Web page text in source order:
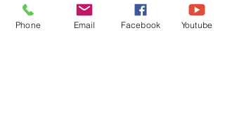
Les Fantastiques livres volants de M. Morris
Lessmore
Phone Email Facebook Youtube